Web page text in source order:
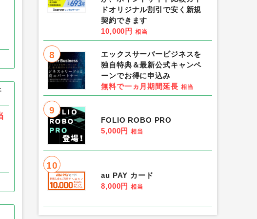
ドオリジナル割引で安く新規
契約できます
10,000円 相当
8
エックスサーバービジネスを
独自特典＆最新公式キャンペ
ーンでお得に申込み
無料で一ヵ月期間延長 相当
9
FOLIO ROBO PRO
5,000円 相当
10
au PAY カード
8,000円 相当